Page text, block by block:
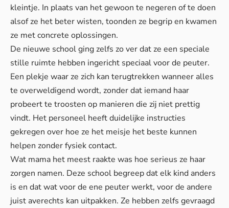
kleintje. In plaats van het gewoon te negeren of te doen
alsof ze het beter wisten, toonden ze begrip en kwamen
ze met concrete oplossingen.
De nieuwe school ging zelfs zo ver dat ze een speciale
stille ruimte hebben ingericht speciaal voor de peuter.
Een plekje waar ze zich kan terugtrekken wanneer alles
te overweldigend wordt, zonder dat iemand haar
probeert te troosten op manieren die zij niet prettig
vindt. Het personeel heeft duidelijke instructies
gekregen over hoe ze het meisje het beste kunnen
helpen zonder fysiek contact.
Wat mama het meest raakte was hoe serieus ze haar
zorgen namen. Deze school begreep dat elk kind anders
is en dat wat voor de ene peuter werkt, voor de andere
juist averechts kan uitpakken. Ze hebben zelfs gevraagd